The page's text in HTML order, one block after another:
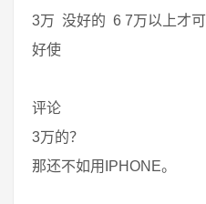
3万 没好的 6 7万以上才
好使
评论
3万的？
那还不如用IPHONE。